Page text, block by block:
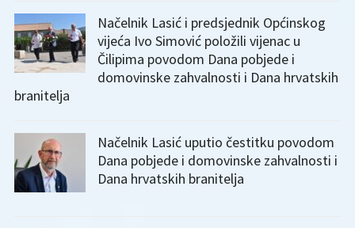
Načelnik Lasić i predsjednik Općinskog
vijeća Ivo Simović položili vijenac u
Čilipima povodom Dana pobjede i
domovinske zahvalnosti i Dana hrvatskih
branitelja
Načelnik Lasić uputio čestitku povodom
Dana pobjede i domovinske zahvalnosti i
Dana hrvatskih branitelja